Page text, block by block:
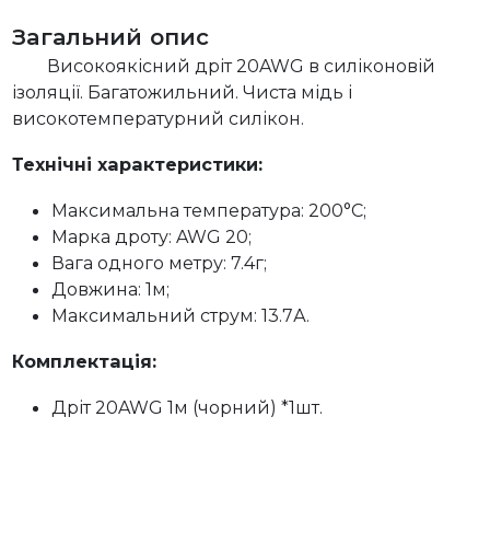
Загальний опис
Високоякісний дріт 20AWG в силіконовій
ізоляції. Багатожильний. Чиста мідь і
високотемпературний силікон.
Технічні характеристики:
Максимальна температура: 200°C;
Марка дроту: AWG 20;
Вага одного метру: 7.4г;
Довжина: 1м;
Максимальний струм: 13.7А.
Комплектація:
Дріт 20AWG 1м (чорний) *1шт.